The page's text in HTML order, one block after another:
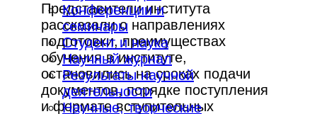
Конференции и
семинары
Студент и наука
Научный журнал
Результаты научной
деятельности
Научные, творческие
Представители института
рассказали о направлениях
подготовки, преимуществах
обучения в институте,
остановились на сроках подачи
документов, порядке поступления
и формате вступительных